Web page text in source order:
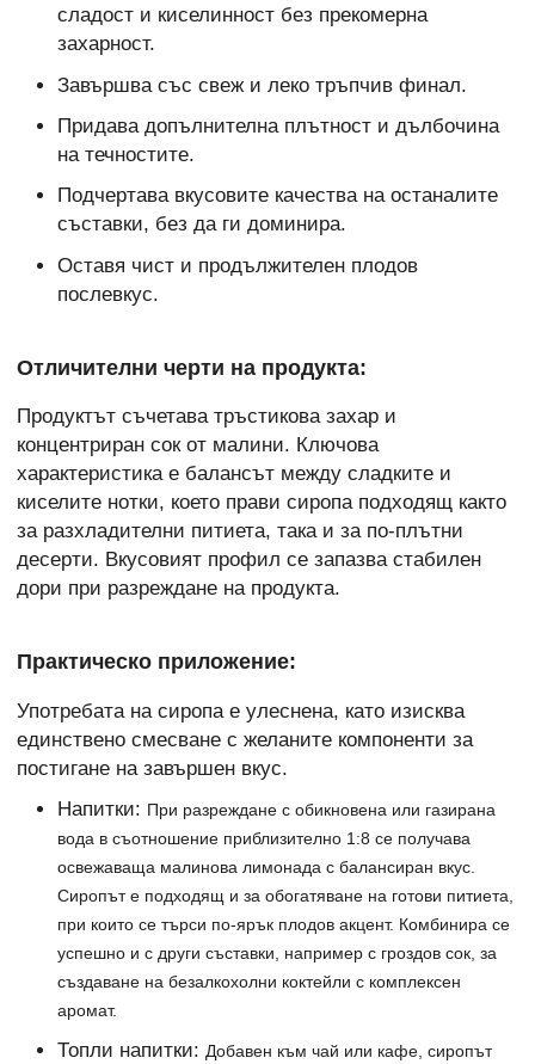
сладост и киселинност без прекомерна
захарност.
Завършва със свеж и леко тръпчив финал.
Придава допълнителна плътност и дълбочина
на течностите.
Подчертава вкусовите качества на останалите
съставки, без да ги доминира.
Оставя чист и продължителен плодов
послевкус.
Отличителни черти на продукта:
Продуктът съчетава тръстикова захар и
концентриран сок от малини. Ключова
характеристика е балансът между сладките и
киселите нотки, което прави сиропа подходящ както
за разхладителни питиета, така и за по-плътни
десерти. Вкусовият профил се запазва стабилен
дори при разреждане на продукта.
Практическо приложение:
Употребата на сиропа е улеснена, като изисква
единствено смесване с желаните компоненти за
постигане на завършен вкус.
Напитки: При разреждане с обикновена или газирана
вода в съотношение приблизително 1:8 се получава
освежаваща малинова лимонада с балансиран вкус.
Сиропът е подходящ и за обогатяване на готови питиета,
при които се търси по-ярък плодов акцент. Комбинира се
успешно и с други съставки, например с гроздов сок, за
създаване на безалкохолни коктейли с комплексен
аромат.
Топли напитки: Добавен към чай или кафе, сиропът